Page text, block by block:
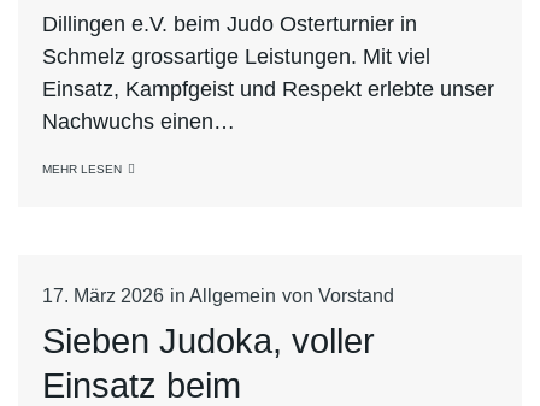
Dillingen e.V. beim Judo Osterturnier in
Schmelz grossartige Leistungen. Mit viel
Einsatz, Kampfgeist und Respekt erlebte unser
Nachwuchs einen…
MEHR LESEN
17. März 2026 in Allgemein von Vorstand
Sieben Judoka, voller
Einsatz beim